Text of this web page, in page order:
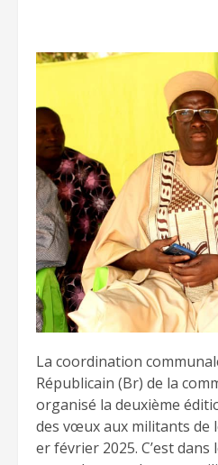
La coordination
Républicain (Br) de la
organisé la deuxième
des vœux aux militants de
er février 2025. C’est